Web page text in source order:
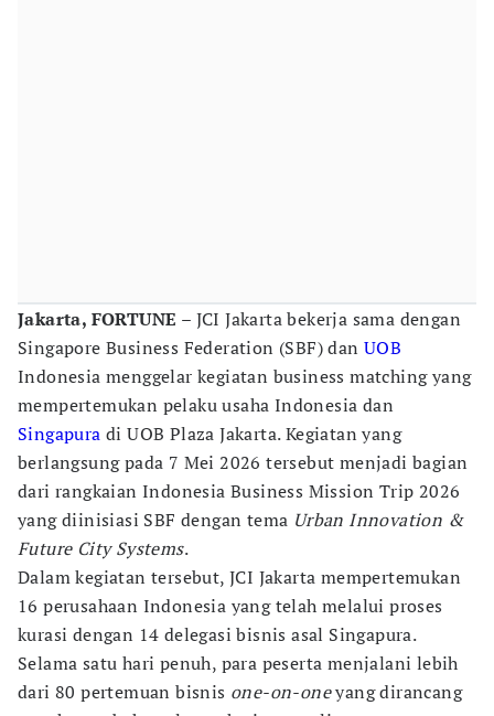
Jakarta, FORTUNE – JCI Jakarta bekerja sama dengan
Singapore Business Federation (SBF) dan UOB
Indonesia menggelar kegiatan business matching yang
mempertemukan pelaku usaha Indonesia dan
Singapura di UOB Plaza Jakarta. Kegiatan yang
berlangsung pada 7 Mei 2026 tersebut menjadi bagian
dari rangkaian Indonesia Business Mission Trip 2026
yang diinisiasi SBF dengan tema Urban Innovation &
Future City Systems.
Dalam kegiatan tersebut, JCI Jakarta mempertemukan
16 perusahaan Indonesia yang telah melalui proses
kurasi dengan 14 delegasi bisnis asal Singapura.
Selama satu hari penuh, para peserta menjalani lebih
dari 80 pertemuan bisnis one-on-oneyang dirancang